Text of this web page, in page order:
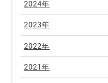
2024年
2023年
2022年
2021年